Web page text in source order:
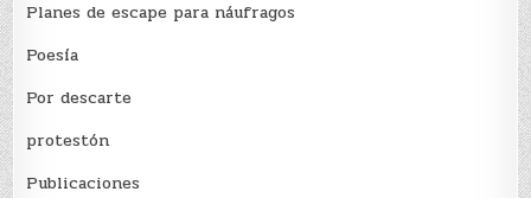
Planes de escape para náufragos
Poesía
Por descarte
protestón
Publicaciones